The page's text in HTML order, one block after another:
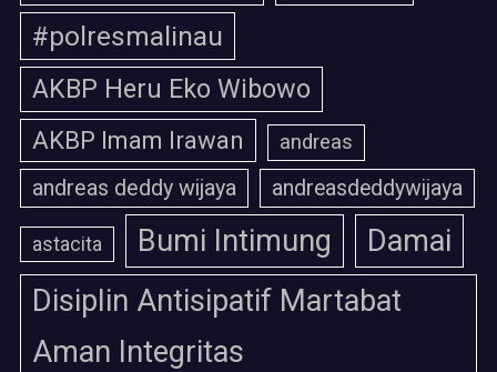
#polresmalinau
AKBP Heru Eko Wibowo
AKBP Imam Irawan andreas
andreas deddy wijaya andreasdeddywijaya
astacita Bumi Intimung
Damai
Disiplin Antisipatif Martabat
Aman Integritas